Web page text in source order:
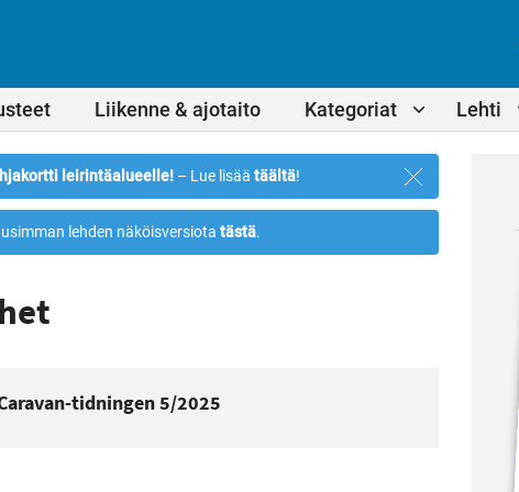
Liikenne & ajotaito Kategoriat Lehti
leirintäalueelle! – Lue lisää täältä!
Sulje
ilmoitus
lehden näköisversiota tästä.
tidningen 5/2025